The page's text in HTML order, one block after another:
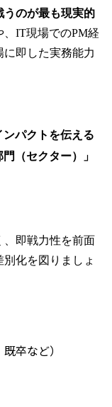
うのが最も現実的
、IT現場でのPM経
即した実務能力
パクトを伝える
（セクター）」
、即戦力性を前面
化を図りましょ
卒など）